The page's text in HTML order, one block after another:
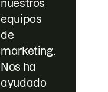
nuestros
equipos
de
marketing.
Nos ha
ayudado